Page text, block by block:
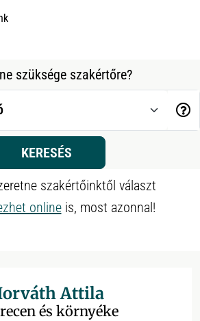
szüksége szakértőre?
KERESÉS
szakértőinktől választ
onlineis, most azonnal!
Attila
és környéke